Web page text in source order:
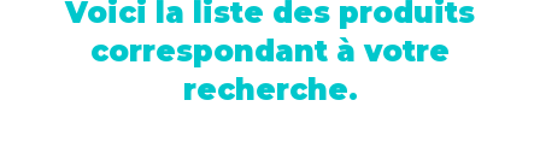
Voici la liste des produits
correspondant à votre
recherche.